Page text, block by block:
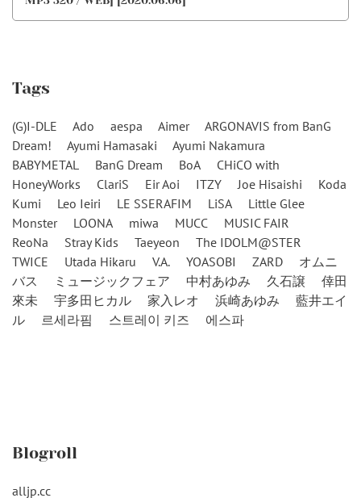
Tags
(G)I-DLE Ado aespa Aimer
ARGONAVIS from BanG
Dream!
Ayumi Hamasaki
Ayumi Nakamura
BABYMETAL
BanG Dream BoA
CHiCO with
HoneyWorks
ClariS Eir Aoi ITZY Joe Hisaishi
Koda
Kumi
Leo Ieiri LE SSERAFIM LiSA
Little Glee
Monster
LOONA miwa MUCC
MUSIC FAIR
ReoNa
Stray Kids Taeyeon
The IDOLM@STER
TWICE
Utada Hikaru V.A. YOASOBI ZARD
オムニ
バス
ミュージックフェア 中村あゆみ 久石譲
倖田
來未
宇多田ヒカル 家入レオ 浜崎あゆみ
藍井エイ
ル
르세라핌 스트레이 키즈 에스파
Blogroll
alljp.cc